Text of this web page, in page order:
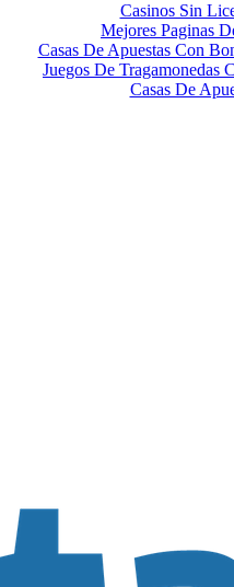
Casinos Sin
Mejores Paginas
Casas De Apuestas Con
Juegos De Tragamonedas
Casas De